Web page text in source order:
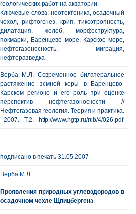
геологических работ на акватории.
Ключевые слова: неотектоника, осадочный
чехол, рифтогенез, крип, тиксотропность,
дилатация, желоб, морфоструктура,
покмарки, Баренцево море, Карское море,
нефтегазоносность, миграция,
нефтеразведка.
Верба М.Л. Современное билатеральное
растяжение земной коры в Баренцево-
Карском регионе и его роль при оценке
перспектив нефтегазоносности //
Нефтегазовая геология. Теория и практика.
- 2007. - Т.2. - http://www.ngtp.ru/rub/4/026.pdf
подписано в печать 31.05.2007
Верба М.Л.
Проявления природных углеводородов в
осадочном чехле Щпицбергена